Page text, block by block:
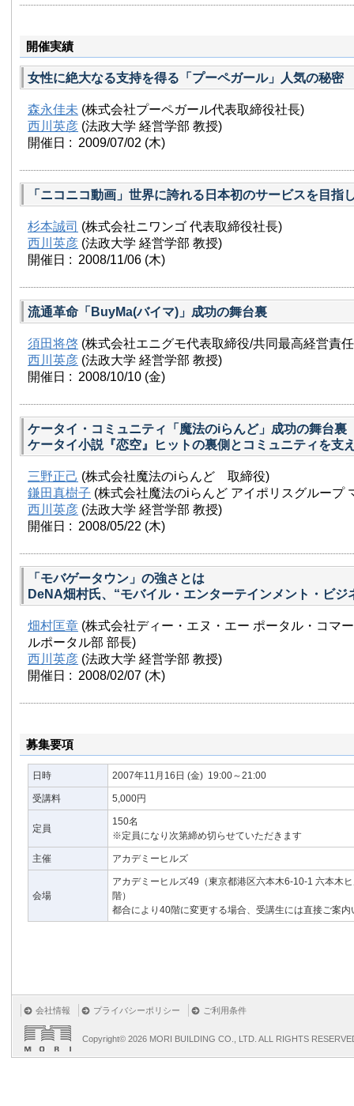
（共著、中央経済社）、『ビジネス三國志』（共著、プレ
開催実績
女性に絶大なる支持を得る「プーペガール」人気の秘密
森永佳未 (株式会社プーペガール代表取締役社長)
西川英彦 (法政大学 経営学部 教授)
開催日 : 2009/07/02 (木)
「ニコニコ動画」世界に誇れる日本初のサービスを目指
杉本誠司 (株式会社ニワンゴ 代表取締役社長)
西川英彦 (法政大学 経営学部 教授)
開催日 : 2008/11/06 (木)
流通革命「BuyMa(バイマ)」成功の舞台裏
須田将啓 (株式会社エニグモ代表取締役/共同最高経営責
西川英彦 (法政大学 経営学部 教授)
開催日 : 2008/10/10 (金)
ケータイ・コミュニティ「魔法のiらんど」成功の舞台裏
ケータイ小説『恋空』ヒットの裏側とコミュニティを支
三野正己 (株式会社魔法のiらんど 取締役)
鎌田真樹子 (株式会社魔法のiらんど アイポリスグループ
西川英彦 (法政大学 経営学部 教授)
開催日 : 2008/05/22 (木)
「モバゲータウン」の強さとは
DeNA畑村氏、“モバイル・エンターテインメント・ビジ
畑村匡章 (株式会社ディー・エヌ・エー ポータル・コマ
ルポータル部 部長)
西川英彦 (法政大学 経営学部 教授)
開催日 : 2008/02/07 (木)
募集要項
日時 2007年11月16日 (金) 19:00～21:00
受講料 5,000円
定員
150名
※定員になり次第締め切らせていただきます
主催 アカデミーヒルズ
会場
アカデミーヒルズ49（東京都港区六本木6-10-1 六本木
階）
都合により40階に変更する場合、受講生には直接ご案内
会社情報 プライバシーポリシー ご利用条件
Copyright© 2026 MORI BUILDING CO., LTD. ALL RIGHTS